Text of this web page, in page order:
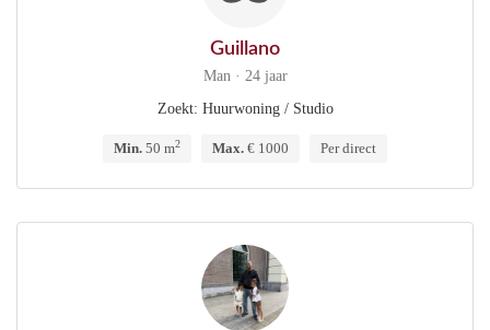
Guillano
Man · 24 jaar
Zoekt: Huurwoning / Studio
Min. 50 m2 Max. € 1000 Per direct